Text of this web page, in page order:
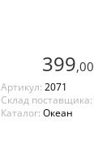
399,00
Артикул: 2071
Склад поставщика:
Каталог: Океан